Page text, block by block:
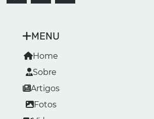
MENU
Home
Sobre
Artigos
Fotos